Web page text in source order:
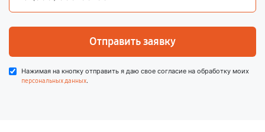
Отправить заявку
Нажимая на кнопку отправить я даю свое согласие на обработку моих
персональных данных.